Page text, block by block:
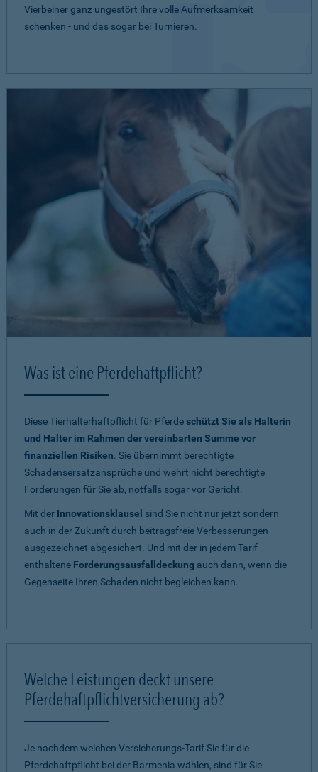
Vierbeiner ganz ungestört Ihre volle Aufmerksamkeit
schenken - und das sogar bei Turnieren.
Was ist eine Pferdehaftpflicht?
Diese Tierhalterhaftpflicht für Pferdeschützt Sie als Halterin
und Halter im Rahmen der vereinbarten Summe vor
finanziellen Risiken. Sie übernimmt berechtigte
Schadensersatzansprüche und wehrt nicht berechtigte
Forderungen für Sie ab, notfalls sogar vor Gericht.
Mit der Innovationsklausel sind Sie nicht nur jetzt sondern
auch in der Zukunft durch beitragsfreie Verbesserungen
ausgezeichnet abgesichert. Und mit der in jedem Tarif
enthaltene Forderungsausfalldeckung auch dann, wenn die
Gegenseite Ihren Schaden nicht begleichen kann.
Welche Leistungen deckt unsere
Pferdehaftpflichtversicherung ab?
Je nachdem welchen Versicherungs-Tarif Sie für die
Pferdehaftpflicht bei der Barmenia wählen, sind für Sie